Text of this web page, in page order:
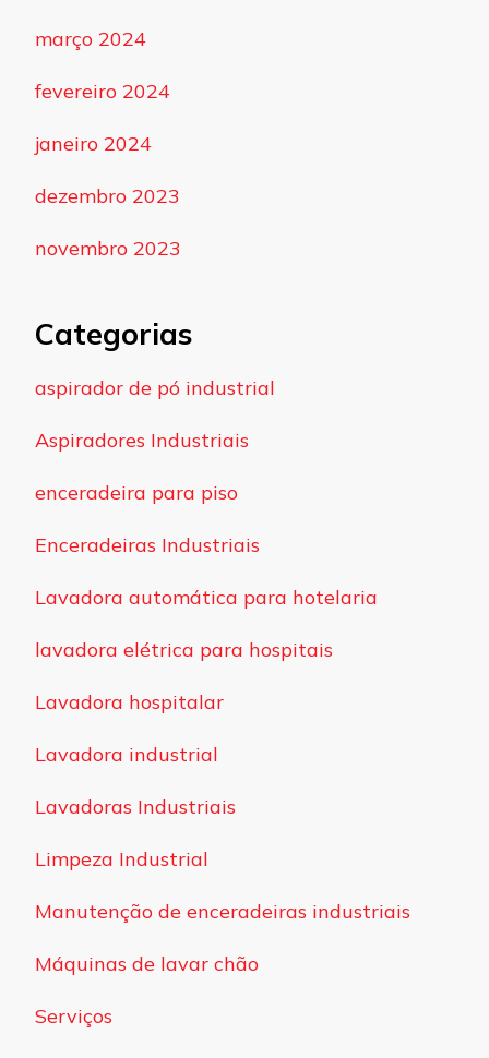
março 2024
fevereiro 2024
janeiro 2024
dezembro 2023
novembro 2023
Categorias
aspirador de pó industrial
Aspiradores Industriais
enceradeira para piso
Enceradeiras Industriais
Lavadora automática para hotelaria
lavadora elétrica para hospitais
Lavadora hospitalar
Lavadora industrial
Lavadoras Industriais
Limpeza Industrial
Manutenção de enceradeiras industriais
Máquinas de lavar chão
Serviços